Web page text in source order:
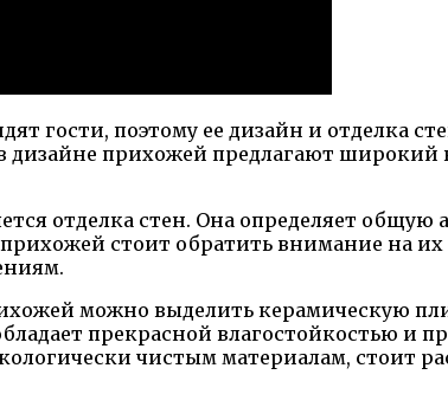
гости, поэтому ее дизайн и отделка
прихожей предлагают широкий
отделка стен. Она определяет
стоит обратить внимание на
можно выделить керамическую
прекрасной влагостойкостью и
чистым материалам, стоит